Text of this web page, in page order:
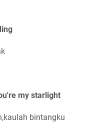
my starlight
bintangku